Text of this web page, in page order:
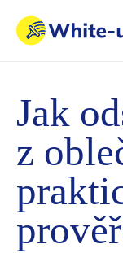
Jak
z